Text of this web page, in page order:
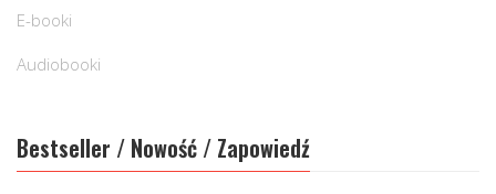
E-booki
Audiobooki
Bestseller / Nowość / Zapowiedź